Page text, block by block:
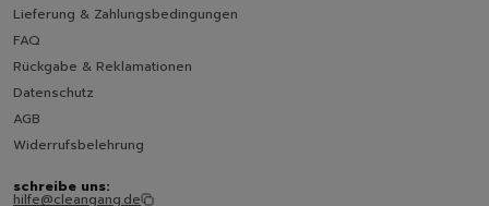
Lieferung & Zahlungsbedingungen
FAQ
Rückgabe & Reklamationen
Datenschutz
AGB
Widerrufsbelehrung
schreibe uns:
hilfe@cleangang.de